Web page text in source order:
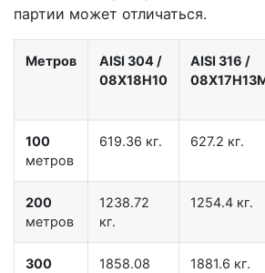
партии может отличаться.
Метров AISI 304 /
08Х18Н10
AISI 316 /
100
метров
619.36 кг. 627.2 кг.
200
метров
1238.72
кг.
1254.4 кг.
300
1858.08
1881.6 кг.